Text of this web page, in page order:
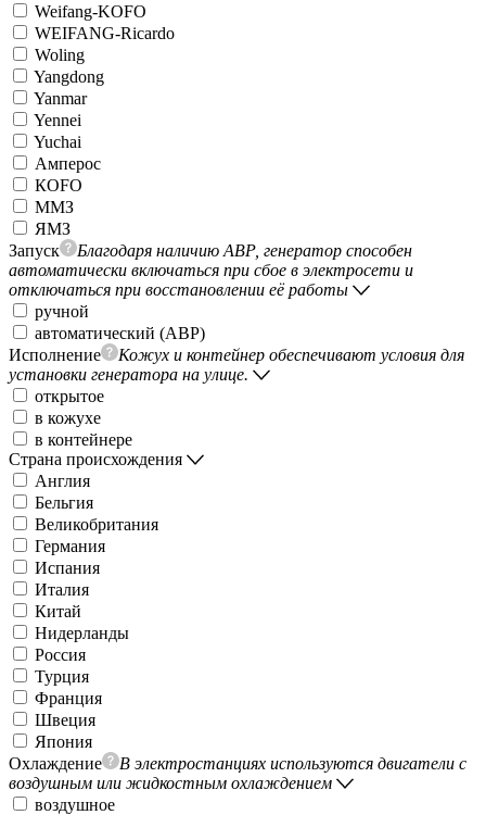
Weifang-KOFO
WEIFANG-Ricardo
Woling
Yangdong
Yanmar
Yennei
Yuchai
Амперос
КОFO
ММЗ
ЯМЗ
Запуск
Благодаря наличию АВР, генератор способен
автоматически включаться при сбое в электросети и
отключаться при восстановлении её работы
ручной
автоматический (АВР)
Исполнение
Кожух и контейнер обеспечивают условия для
установки генератора на улице.
открытое
в кожухе
в контейнере
Страна происхождения
Англия
Бельгия
Великобритания
Германия
Испания
Италия
Китай
Нидерланды
Россия
Турция
Франция
Швеция
Япония
Охлаждение
В электростанциях используются двигатели с
воздушным или жидкостным охлаждением
воздушное